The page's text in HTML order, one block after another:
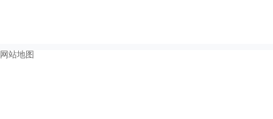
网站地图